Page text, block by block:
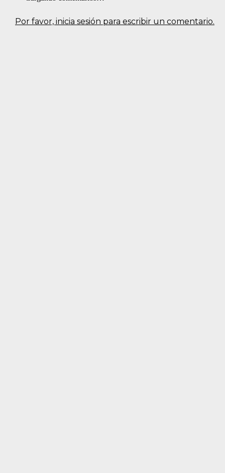
Por favor, inicia sesión para escribir un comentario.